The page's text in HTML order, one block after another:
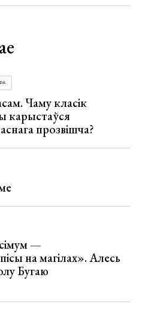
Чаму класік
карыстаўся
прозвішча?
—
на магілах». Алесь
Бугаю